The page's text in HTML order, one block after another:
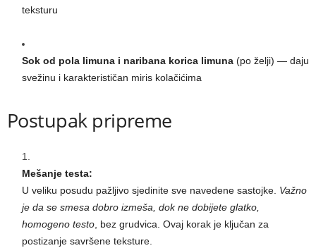
teksturu
Sok od pola limuna i naribana korica limuna (po želji) — daju
svežinu i karakterističan miris kolačićima
Postupak pripreme
Mešanje testa:
U veliku posudu pažljivo sjedinite sve navedene sastojke. Važno
je da se smesa dobro izmeša, dok ne dobijete glatko,
homogeno testo, bez grudvica. Ovaj korak je ključan za
postizanje savršene teksture.